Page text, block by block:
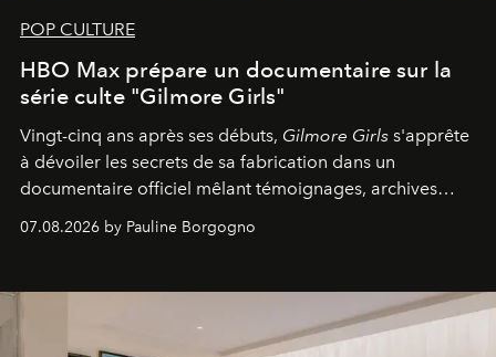
POP CULTURE
HBO Max prépare un documentaire sur la
série culte "Gilmore Girls"
Vingt-cinq ans après ses débuts, Gilmore Girls s'apprête
à dévoiler les secrets de sa fabrication dans un
documentaire officiel mêlant témoignages, archives
inédites et plongée dans les coulisses d'un phénomène
générationnel.
07.08.2026 by Pauline Borgogno